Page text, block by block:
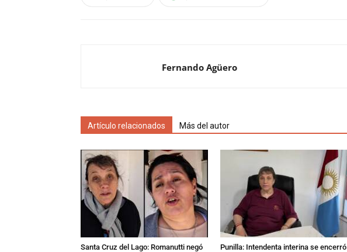
Fernando Agüero
Artículo relacionados Más del autor
Santa Cruz del Lago: Romanutti negó
Punilla: Intendenta interina se encerró